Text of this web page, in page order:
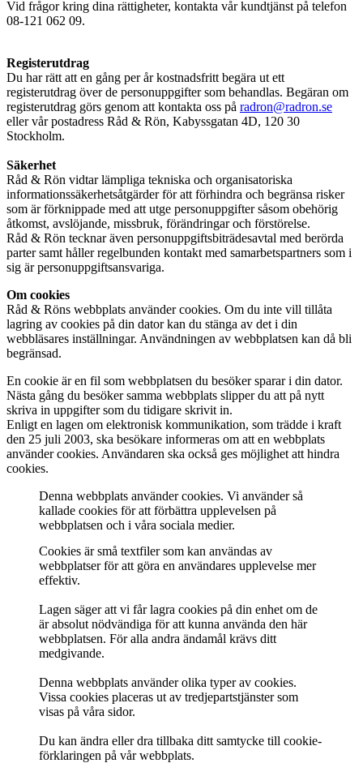
Vid frågor kring dina rättigheter, kontakta vår kundtjänst på telefon
08-121 062 09.
Registerutdrag
Du har rätt att en gång per år kostnadsfritt begära ut ett
registerutdrag över de personuppgifter som behandlas. Begäran om
registerutdrag görs genom att kontakta oss på radron@radron.se
eller vår postadress Råd & Rön, Kabyssgatan 4D, 120 30
Stockholm.
Säkerhet
Råd & Rön vidtar lämpliga tekniska och organisatoriska
informationssäkerhetsåtgärder för att förhindra och begränsa risker
som är förknippade med att utge personuppgifter såsom obehörig
åtkomst, avslöjande, missbruk, förändringar och förstörelse.
Råd & Rön tecknar även personuppgiftsbiträdesavtal med berörda
parter samt håller regelbunden kontakt med samarbetspartners som i
sig är personuppgiftsansvariga.
Om cookies
Råd & Röns webbplats använder cookies. Om du inte vill tillåta
lagring av cookies på din dator kan du stänga av det i din
webbläsares inställningar. Användningen av webbplatsen kan då bli
begränsad.
En cookie är en fil som webbplatsen du besöker sparar i din dator.
Nästa gång du besöker samma webbplats slipper du att på nytt
skriva in uppgifter som du tidigare skrivit in.
Enligt en lagen om elektronisk kommunikation, som trädde i kraft
den 25 juli 2003, ska besökare informeras om att en webbplats
använder cookies. Användaren ska också ges möjlighet att hindra
cookies.
Denna webbplats använder cookies. Vi använder så
kallade cookies för att förbättra upplevelsen på
webbplatsen och i våra sociala medier.
Cookies är små textfiler som kan användas av
webbplatser för att göra en användares upplevelse mer
effektiv.
Lagen säger att vi får lagra cookies på din enhet om de
är absolut nödvändiga för att kunna använda den här
webbplatsen. För alla andra ändamål krävs ditt
medgivande.
Denna webbplats använder olika typer av cookies.
Vissa cookies placeras ut av tredjepartstjänster som
visas på våra sidor.
Du kan ändra eller dra tillbaka ditt samtycke till cookie-
förklaringen på vår webbplats.